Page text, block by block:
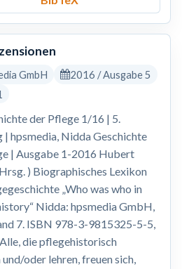
GmbH
2016 / Ausgabe 5
der Pflege 1/16 | 5.
| hpsmedia, Nidda Geschichte
| Ausgabe 1-2016 Hubert
) Biographisches Lexikon
„Who was who in
Nidda: hpsmedia GmbH,
7. ISBN 978-3-9815325-5-5,
die pflegehistorisch
oder lehren, freuen sich,